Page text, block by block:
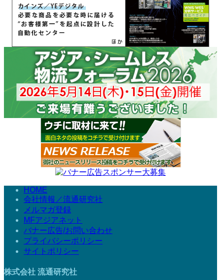
HOME
会社情報／流通研究社
メルマガ登録
MFアジアネット
バナー広告/お問い合わせ
プライバシーポリシー
サイトポリシー
株式会社 流通研究社